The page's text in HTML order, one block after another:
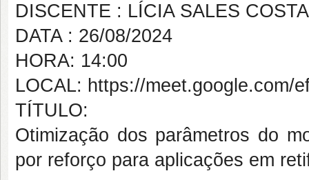
DISCENTE : LÍCIA SALES
DATA : 26/08/2024
HORA: 14:00
LOCAL: https://meet.google.com/
TÍTULO:
Otimização dos parâmetros do
por reforço para aplicações em